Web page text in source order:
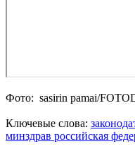
Фото: sasirin pamai/
Ключевые слова:
минздрав российская